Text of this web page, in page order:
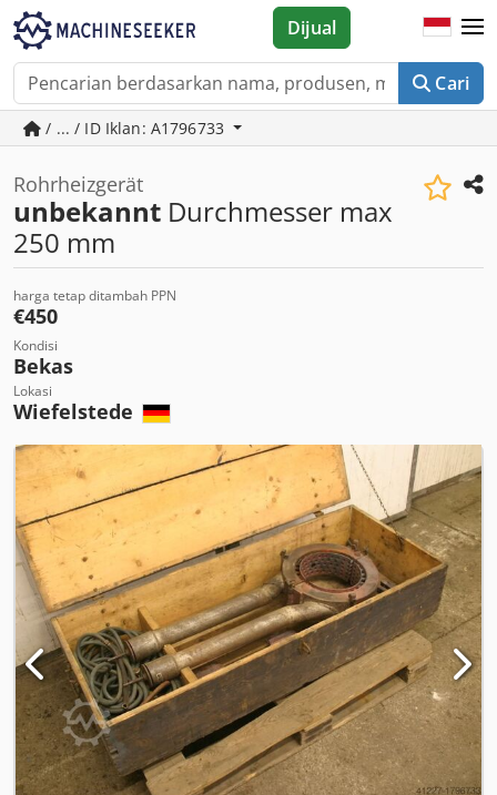
Cari
Dijual
/ ... / ID Iklan: A1796733
Rohrheizgerät
unbekannt Durchmesser max
250 mm
harga tetap ditambah PPN
€450
Kondisi
Bekas
Lokasi
Wiefelstede